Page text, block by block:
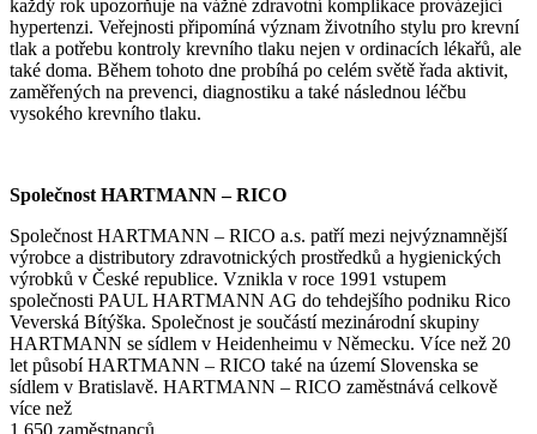
každý rok upozorňuje na vážné zdravotní komplikace provázející
hypertenzi. Veřejnosti připomíná význam životního stylu pro krevní
tlak a potřebu kontroly krevního tlaku nejen v ordinacích lékařů, ale
také doma. Během tohoto dne probíhá po celém světě řada aktivit,
zaměřených na prevenci, diagnostiku a také následnou léčbu
vysokého krevního tlaku.
Společnost HARTMANN – RICO
Společnost HARTMANN – RICO a.s. patří mezi nejvýznamnější
výrobce a distributory zdravotnických prostředků a hygienických
výrobků v České republice. Vznikla v roce 1991 vstupem
společnosti PAUL HARTMANN AG do tehdejšího podniku Rico
Veverská Bítýška. Společnost je součástí mezinárodní skupiny
HARTMANN se sídlem v Heidenheimu v Německu. Více než 20
let působí HARTMANN – RICO také na území Slovenska se
sídlem v Bratislavě. HARTMANN – RICO zaměstnává celkově
více než
1 650 zaměstnanců.